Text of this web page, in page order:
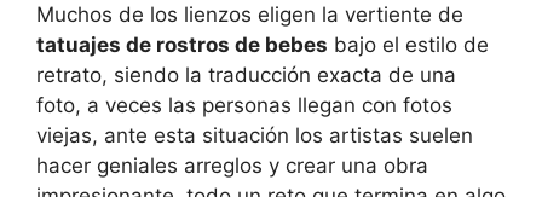
Muchos de los lienzos eligen la vertiente de
tatuajes de rostros de bebes bajo el estilo de
retrato, siendo la traducción exacta de una
foto, a veces las personas llegan con fotos
viejas, ante esta situación los artistas suelen
hacer geniales arreglos y crear una obra